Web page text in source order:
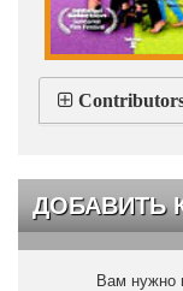
ДОБАВИТЬ
Вам нужно